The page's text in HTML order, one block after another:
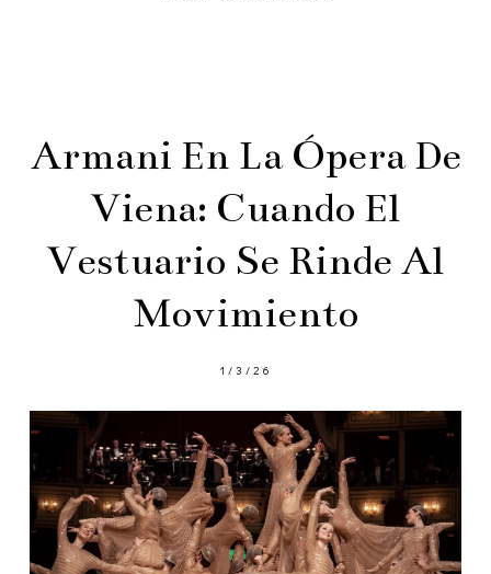
Armani En La Ópera De
Viena: Cuando El
Vestuario Se Rinde Al
Movimiento
1/3/26